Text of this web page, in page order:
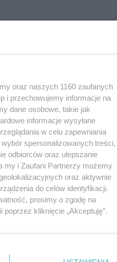
oraz naszych 1160 zaufanych
i przechowujemy informacje na
dane osobowe, takie jak
informacje wysyłane
w celu zapewniania
spersonalizowanych treści,
odbiorców oraz ulepszanie
my i Zaufani Partnerzy możemy
oraz aktywnie
do celów identyfikacji.
prosimy o zgodę na
kliknięcie „Akceptuję”.
ale masz prawo sprzeciwić